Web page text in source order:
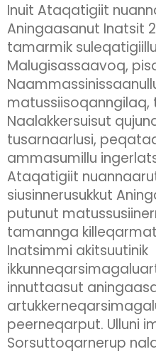
Inuit Ataqatigiit
Aningaasanut Inatsit
tamarmik
Malugisassaavoq,
Naalakkersuisut
tusarnaarlusi,
ammasumillu
Ataqatigiit
siusinnerusukkut
putunut
tamannga
Inatsimmi akitsuutinik
innuttaasut
peerneqarput. Ulluni
Sorsuttoqarnerup